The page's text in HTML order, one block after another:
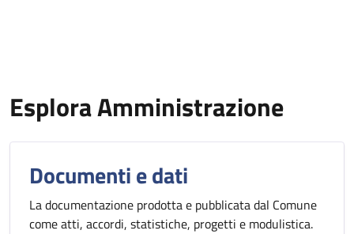
Esplora Amministrazione
Documenti e dati
La documentazione prodotta e pubblicata dal Comune
come atti, accordi, statistiche, progetti e modulistica.